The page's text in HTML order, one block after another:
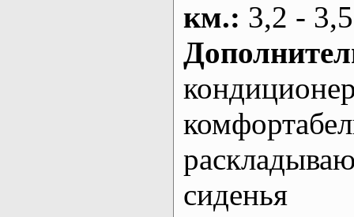
км.: 3,2 -
сиденья